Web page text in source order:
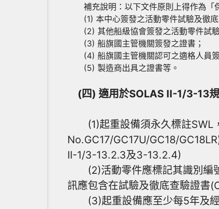
補充說明：以下文件原則上得作為「
(1) 本中心簽發之活動零件試驗及徹底
(2) 其他船級協會簽發之活動零件試驗
(3) 船旗國主管機關簽發之證書；
(4) 船旗國主管機關認可之適格人員
(5) 製造商出具之證書等。
(四) 適用於SOLAS II-1/3-13
(1)起重設備須永久標註SWL
No.GC17/GC17U/GC18/
II-1/3-13.2.3及3-13.2.4)
(2)活動零件應標記其識別編號
訊應包含在試驗及徹底查驗證書
(3)起重設備應至少每5年及經